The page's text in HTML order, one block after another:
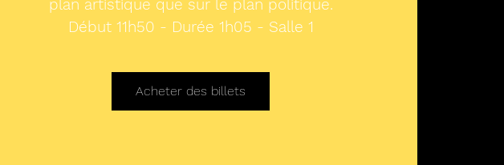
plan artistique que sur le plan politique.
Début 11h50 - Durée 1h05 - Salle 1
Acheter des billets